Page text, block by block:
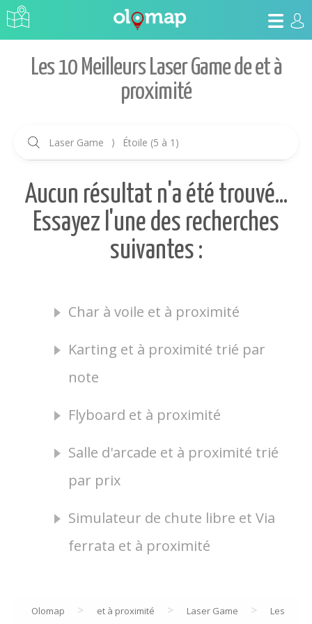
Les 10 Meilleurs Laser Game de et à
proximité
Laser Game ⟩ Étoile (5 à 1)
Aucun résultat n'a été trouvé...
Essayez l'une des recherches
suivantes :
Char à voile et à proximité
Karting et à proximité trié par
note
Flyboard et à proximité
Salle d'arcade et à proximité trié
par prix
Simulateur de chute libre et Via
ferrata et à proximité
Olomap > et à proximité > Laser Game > Les